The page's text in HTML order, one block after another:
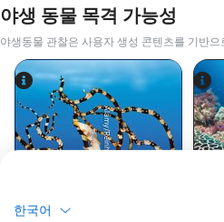
야생 동물 목격 가능성
야생동물 관찰은 사용자 생성 콘텐츠를 기반으
Alamy/Reinhard Dirscherl
한국어